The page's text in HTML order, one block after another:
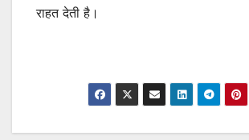
राहत देती है।